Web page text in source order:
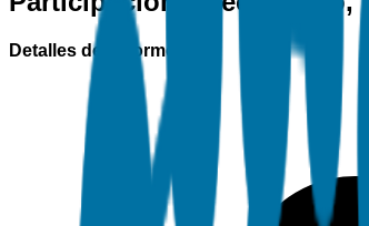
Detalles del informe